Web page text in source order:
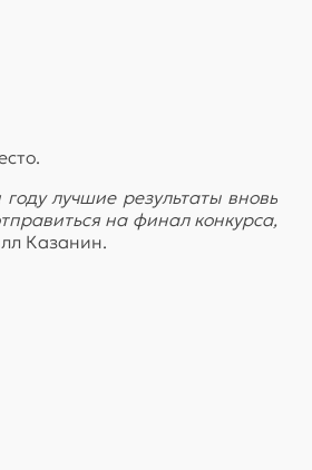
лучшие результаты вновь
на финал конкурса,
Казанин.